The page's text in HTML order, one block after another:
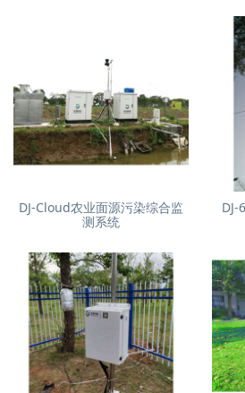
DJ-Cloud农业面源污染综合监
测系统
DJ-